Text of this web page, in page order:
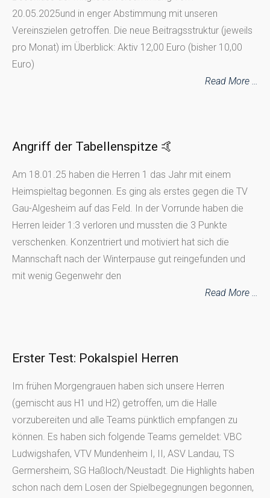
20.05.2025und in enger Abstimmung mit unseren
Vereinszielen getroffen. Die neue Beitragsstruktur (jeweils
pro Monat) im Überblick: Aktiv 12,00 Euro (bisher 10,00
Euro)
Read More …
Angriff der Tabellenspitze 🤙
Am 18.01.25 haben die Herren 1 das Jahr mit einem
Heimspieltag begonnen. Es ging als erstes gegen die TV
Gau-Algesheim auf das Feld. In der Vorrunde haben die
Herren leider 1:3 verloren und mussten die 3 Punkte
verschenken. Konzentriert und motiviert hat sich die
Mannschaft nach der Winterpause gut reingefunden und
mit wenig Gegenwehr den
Read More …
Erster Test: Pokalspiel Herren
Im frühen Morgengrauen haben sich unsere Herren
(gemischt aus H1 und H2) getroffen, um die Halle
vorzubereiten und alle Teams pünktlich empfangen zu
können. Es haben sich folgende Teams gemeldet: VBC
Ludwigshafen, VTV Mundenheim I, II, ASV Landau, TS
Germersheim, SG Haßloch/Neustadt. Die Highlights haben
schon nach dem Losen der Spielbegegnungen begonnen,